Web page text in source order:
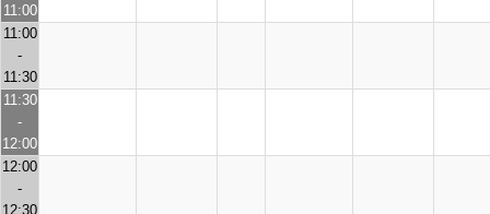
11:00
11:00
-
11:30
11:30
-
12:00
12:00
-
12:30